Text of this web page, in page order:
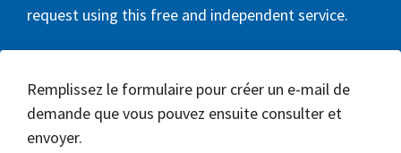
request using this free and independent service.
Remplissez le formulaire pour créer un e-mail de
demande que vous pouvez ensuite consulter et
envoyer.